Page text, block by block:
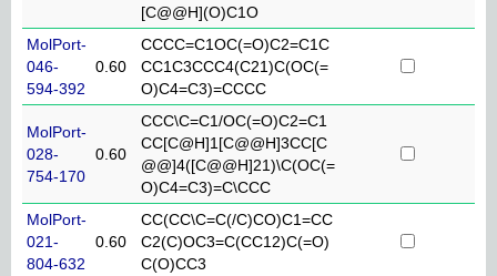
[C@@H](O)C1O
MolPort-
046-
594-392
0.60
CCCC=C1OC(=O)C2=C1C
CC1C3CCC4(C21)C(OC(=
O)C4=C3)=CCCC
MolPort-
028-
754-170
0.60
CCC\C=C1/OC(=O)C2=C1
CC[C@H]1[C@@H]3CC[C
@@]4([C@@H]21)\C(OC(=
O)C4=C3)=C\CCC
MolPort-
021-
804-632
0.60
CC(CC\C=C(/C)CO)C1=CC
C2(C)OC3=C(CC12)C(=O)
C(O)CC3